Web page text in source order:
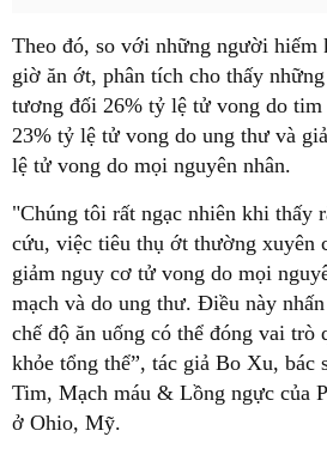
Theo đó, so với những người hiếm
giờ ăn ớt, phân tích cho thấy
tương đối 26% tỷ lệ tử vong do
23% tỷ lệ tử vong do ung thư và
lệ tử vong do mọi nguyên nhân.
"Chúng tôi rất ngạc nhiên khi thấy
cứu, việc tiêu thụ ớt thường xuyên
giảm nguy cơ tử vong do mọi
mạch và do ung thư. Điều này
chế độ ăn uống có thể đóng vai
khỏe tổng thể”, tác giả Bo Xu, bác
Tim, Mạch máu & Lồng ngực của
ở Ohio, Mỹ.